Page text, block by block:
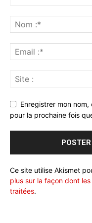
Enregistrer mon
pour la prochaine fois
Ce site utilise Akismet
plus sur la façon dont
traitées.